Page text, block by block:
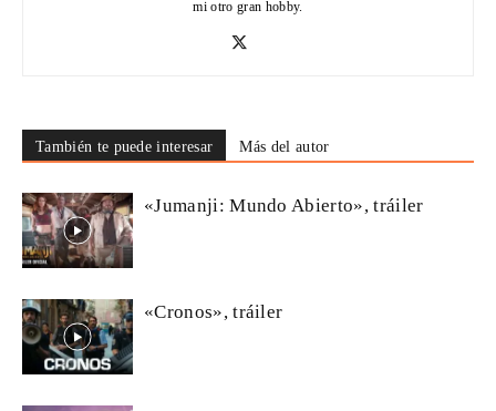
mi otro gran hobby.
También te puede interesar Más del autor
«Jumanji: Mundo Abierto», tráiler
«Cronos», tráiler